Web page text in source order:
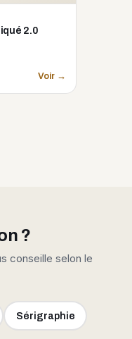
2.0
Voir →
?
conseille selon le
Sérigraphie